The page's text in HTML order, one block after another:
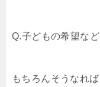
Q.子どもの希望など
もちろんそうなれ